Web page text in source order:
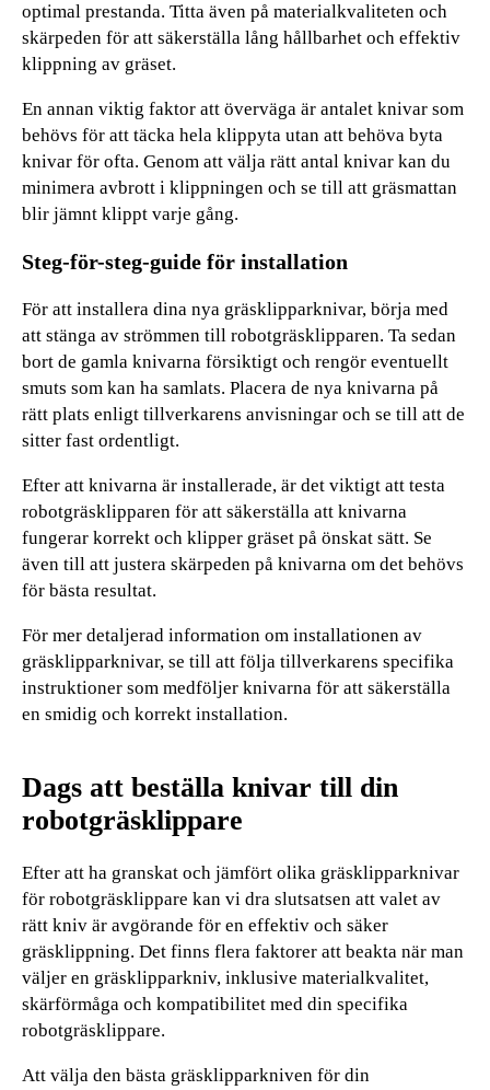
optimal prestanda. Titta även på materialkvaliteten och
skärpeden för att säkerställa lång hållbarhet och effektiv
klippning av gräset.
En annan viktig faktor att överväga är antalet knivar som
behövs för att täcka hela klippyta utan att behöva byta
knivar för ofta. Genom att välja rätt antal knivar kan du
minimera avbrott i klippningen och se till att gräsmattan
blir jämnt klippt varje gång.
Steg-för-steg-guide för installation
För att installera dina nya gräsklipparknivar, börja med
att stänga av strömmen till robotgräsklipparen. Ta sedan
bort de gamla knivarna försiktigt och rengör eventuellt
smuts som kan ha samlats. Placera de nya knivarna på
rätt plats enligt tillverkarens anvisningar och se till att de
sitter fast ordentligt.
Efter att knivarna är installerade, är det viktigt att testa
robotgräsklipparen för att säkerställa att knivarna
fungerar korrekt och klipper gräset på önskat sätt. Se
även till att justera skärpeden på knivarna om det behövs
för bästa resultat.
För mer detaljerad information om installationen av
gräsklipparknivar, se till att följa tillverkarens specifika
instruktioner som medföljer knivarna för att säkerställa
en smidig och korrekt installation.
Dags att beställa knivar till din
robotgräsklippare
Efter att ha granskat och jämfört olika gräsklipparknivar
för robotgräsklippare kan vi dra slutsatsen att valet av
rätt kniv är avgörande för en effektiv och säker
gräsklippning. Det finns flera faktorer att beakta när man
väljer en gräsklipparkniv, inklusive materialkvalitet,
skärförmåga och kompatibilitet med din specifika
robotgräsklippare.
Att välja den bästa gräsklipparkniven för din